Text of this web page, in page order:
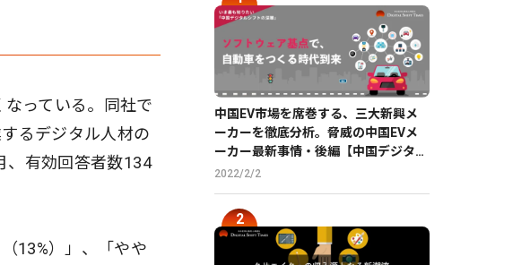
っている。同社で
るデジタル人材の
、有効回答者数134
13%）」、「やや
中国EV市場を席巻する、三大新興メ
ーカーを徹底分析。脅威の中国EVメ
ーカー最新事情・後編【中国デジタル
企業最前線】
2022/2/2